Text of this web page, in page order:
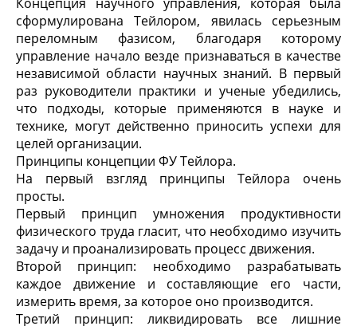
сформулирована Тейлором, явилась серьезным
переломным фазисом, благодаря которому
управление начало везде признаваться в качестве
независимой области научных знаний. В первый
раз руководители практики и ученые убедились,
что подходы, которые применяются в науке и
технике, могут действенно приносить успехи для
целей организации.
Принципы концепции ФУ Тейлора.
На первый взгляд принципы Тейлора очень
просты.
Первый принцип умножения продуктивности
физического труда гласит, что необходимо изучить
задачу и проанализировать процесс движения.
Второй принцип: необходимо разрабатывать
каждое движение и составляющие его части,
измерить время, за которое оно производится.
Третий принцип: ликвидировать все лишние